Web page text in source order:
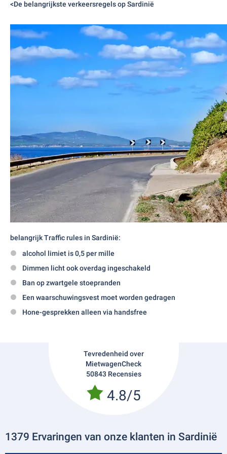
<De belangrijkste verkeersregels op Sardinië
belangrijkTraffic rules in Sardinië:
alcohol limiet is 0,5 per mille
Dimmen licht ook overdag ingeschakeld
Ban op zwartgele stoepranden
Een waarschuwingsvest moet worden gedragen
Hone-gesprekken alleen via handsfree
Tevredenheid over
MietwagenCheck
50843 Recensies
4.8/5
1379 Ervaringen van onze klanten in Sardinië